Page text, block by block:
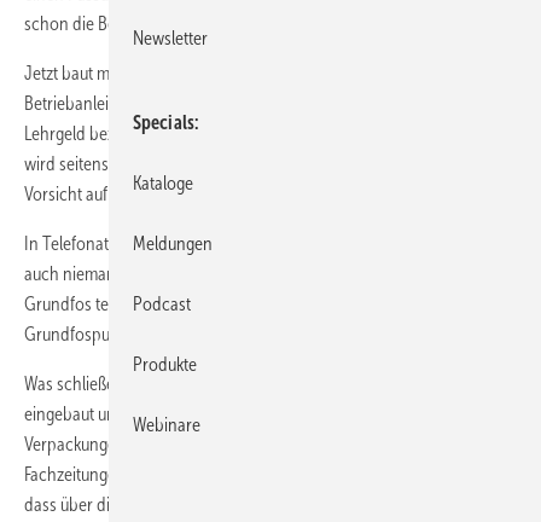
schon die Bedienungsanleitungen auf evenuelle Aktualisierungen?
Jetzt baut man weit über 30 Jahre U-Pumpen ein und soll dann die
Betriebanleitung lesen. Wilo muss wohl in der Vergangenheit viel
Lehrgeld bezahlt haben, wir aber auch (Schaden 1800 Euro). Warum
wird seitens Wilo nicht ein Aufkleber auf der Verpackung angebracht,
Vorsicht auf Ampèrezahl achten, mindestens 6 Ampère oder ähnlich?
In Telefonaten mit Kesselhersteller Weishaupt und Kollegen wußte
auch niemand darüber Bescheid. Schlußendlich haben wir mit
Grundfos telefoniert und erhielten die Auskunft, dass
Grundfospumpen nach wie vor bedenkenlos eingebaut werden.
Was schließen wir daraus? Wilo-Pumpen werden nicht mehr
eingebaut und sind auch nicht handwerkerfreundlich wie es auf den
Verpackungen aufgedruckt ist. Wir lesen ja akribisch genau die
Fachzeitungen, aber uns ist bis dato nichts dergleichen aufgefallen,
dass über diese Problematik berichtet wurde. Vielleicht auch
Newsletter
Specials
Kataloge
Meldungen
Podcast
Produkte
Webinare